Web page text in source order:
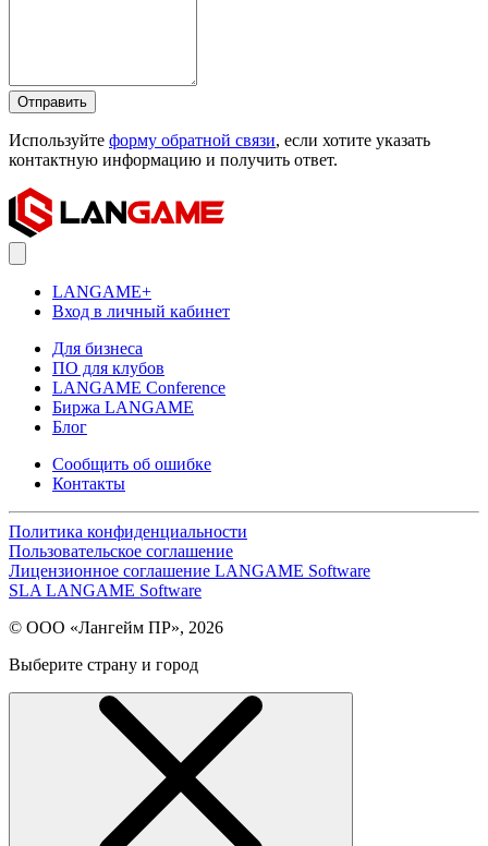
Отправить
Используйте форму обратной связи, если хотите указать
контактную информацию и получить ответ.
LANGAME+
Вход в личный кабинет
Для бизнеса
ПО для клубов
LANGAME Conference
Биржа LANGAME
Блог
Сообщить об ошибке
Контакты
Политика конфиденциальности
Пользовательское соглашение
Лицензионное соглашение LANGAME Software
SLA LANGAME Software
© ООО «Лангейм ПР», 2026
Выберите страну и город